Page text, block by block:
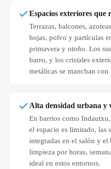
Espacios exteriores que
Terrazas, balcones,
hojas, polvo y partículas
primavera y otoño. Los
barro, y los cristales
metálicas se manchan
Alta densidad urbana y
En barrios como
el espacio es limitado, las
integradas en el salón y
limpieza por horas,
ideal en estos entornos.